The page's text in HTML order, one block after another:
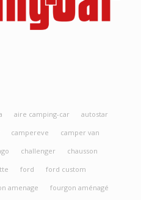
aire camping-car
autostar
campereve
camper van
challenger
chausson
ford
ford custom
amenage
fourgon aménagé